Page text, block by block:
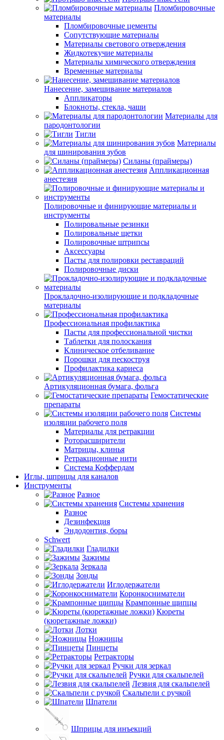
Пломбировочные
материалы
Пломбировочные цементы
Сопутствующие материалы
Материалы светового отверждения
Жидкотекучие материалы
Материалы химического отверждения
Временные материалы
Нанесение, замешивание материалов
Аппликаторы
Блокноты, стекла, чаши
Материалы для
пародонтологии
Тигли
Материалы
для шинирования зубов
Силаны (праймеры)
Аппликационная
анестезия
Полировочные и финирующие материалы и
инструменты
Полировальные резинки
Полировальные щетки
Полировочные штрипсы
Аксессуары
Пасты для полировки реставраций
Полировочные диски
Прокладочно-изолирующие и подкладочные
материалы
Профессиональная профилактика
Пасты для профессиональной чистки
Таблетки для полоскания
Клиническое отбеливание
Порошки для пескоструя
Профилактика кариеса
Артикуляционная бумага, фольга
Гемостатические
препараты
Системы
изоляции рабочего поля
Материалы для ретракции
Роторасширители
Матрицы, клинья
Ретракционные нити
Система Коффердам
Иглы, шприцы для каналов
Инструменты
Разное
Системы хранения
Разное
Дезинфекция
Эндодонтия, боры
Schwert
Гладилки
Зажимы
Зеркала
Зонды
Иглодержатели
Коронкосниматели
Крампонные щипцы
Кюреты
(кюретажные ложки)
Лотки
Ножницы
Пинцеты
Ретракторы
Ручки для зеркал
Ручки для скальпелей
Лезвия для скальпелей
Скальпели с ручкой
Шпатели
Шприцы для инъекций